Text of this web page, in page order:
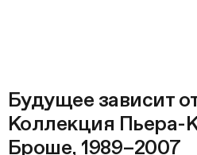
Будущее зависит
Коллекция Пьера-
Броше, 1989–2007